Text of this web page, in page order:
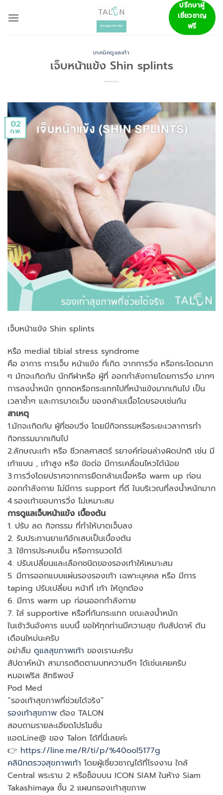
ปรึกษาผู้
เชี่ยวชาญ
ฟรี
เทคนิคดูแลเท้า
เจ็บหน้าแข้ง Shin splints
02
ก.พ.
เจ็บหน้าแข้ง Shin splints
หรือ medial tibial stress syndrome
คือ อาการ การเจ็บ หน้าแข้ง ที่เกิด จากการวิ่ง หรือกระโดดมาก
ๆ มักจะเกิดกับ นักกีฬาหรือ ผู้ที่ ออกกำลังกายโดยการวิ่ง มากๆ
การลงน้ำหนัก ถูกกดหรือกระแทกไปที่หน้าแข้งมากเกินไป เป็น
เวลาซ้ำๆ และการบาดเจ็บ ของกล้ามเนื้อโดยรอบเช่นกัน
สาเหตุ
1.มักจะเกิดกับ ผู้ที่ชอบวิ่ง โดยมีกิจกรรมหรือระยะเวลาการทำ
กิจกรรมมากเกินไป
2.ลักษณะเท้า หรือ ชีวกลศาสตร์ รยางค์ท่อนล่างผิดปกติ เช่น มี
เท้าแบน , เท้าสูง หรือ ข้อต่อ มีการเคลื่อนไหวได้น้อย
3.การวิ่งโดยปราศจากการยืดกล้ามเนื้อหรือ warm up ก่อน
ออกกำลังกาย ไม่มีการ support ที่ดี ในบริเวณที่ลงน้ำหนักมาก
4.รองเท้าขอบการวิ่ง ไม่เหมาะสม
การดูแลเจ็บหน้าแข้ง เบื้องต้น
1. ปรับ ลด กิจกรรม ที่ทำให้บาดเจ็บลง
2. รับประทานยาแก้อักเสบเป็นเบื้องต้น
3. ใช้การประคบเย็น หรือการนวดได้
4. ปรับเปลี่ยนและเลือกชนิดของรองเท้าให้เหมาะสม
5. มีการออกแบบแผ่นรองรองเท้า เฉพาะบุคคล หรือ มีการ
taping ปรับเปลี่ยน หน้าที่ เท้า ให้ถูกต้อง
6. มีการ warm up ก่อนออกกำลังกาย
7. ใส่ supportive หรือที่กันกระแทก ขณะลงน้ำหนัก
ในเช้าวันอังคาร แบบนี้ ขอให้ทุกท่านมีความสุข กับสัปดาห์ ต้น
เดือนใหม่นะครับ
อย่าลืม ดูแลสุขภาพเท้า ของเรานะครับ
สัปดาห์หน้า สามารถติดตามบทความดีๆ ได้เช่นเคยครับ
หมอเฟริส สิทธิพงษ์
Pod Med
“รองเท้าสุขภาพที่ช่วยได้จริง”
รองเท้าสุขภาพ ต้อง TALON
สอบถามรายละเอียดโปรโมชั่น
แอดLine@ ของ Talon ได้ที่นี่เลยค่ะ
👉 https://line.me/R/ti/p/%40ool5177g
คลินิกตรวจสุขภาพเท้า โดยผู้เชี่ยวชาญได้ที่โรงงาน ใกล้
Central พระราม 2 หรือช็อบบน ICON SIAM ในห้าง Siam
Takashimaya ชั้น 2 แผนกรองเท้าสุขภาพ